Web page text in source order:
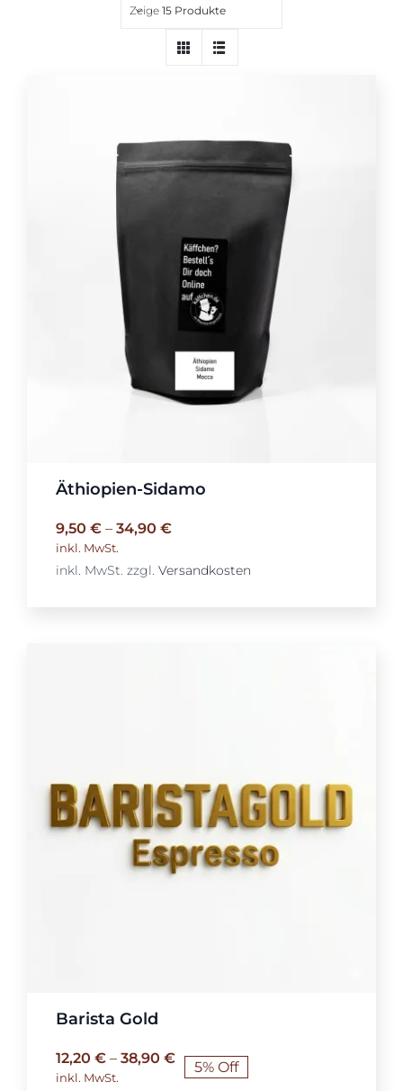
Zeige 15 Produkte
Äthiopien-Sidamo
9,50 €– 34,90 €
inkl. MwSt.
inkl. MwSt. zzgl. Versandkosten
Barista Gold
12,20 €– 38,90 €
inkl. MwSt.
5% Off